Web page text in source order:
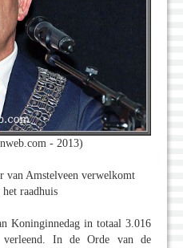
- 2013)
van Amstelveen verwelkomt
raadhuis
Koninginnedag in totaal 3.016
verleend. In de Orde van de